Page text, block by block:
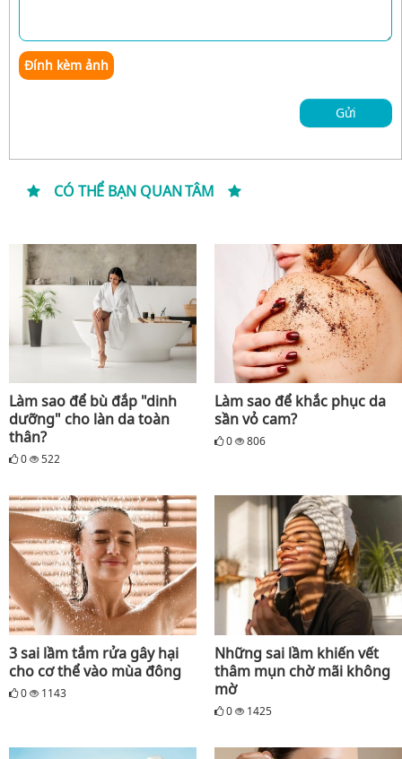
Đính kèm ảnh
Gửi
CÓ THỂ BẠN QUAN TÂM
Làm sao để bù đắp "dinh
dưỡng" cho làn da toàn
thân?
0 522
Làm sao để khắc phục da
sần vỏ cam?
0 806
3 sai lầm tắm rửa gây hại
cho cơ thể vào mùa đông
0 1143
Những sai lầm khiến vết
thâm mụn chờ mãi không
mờ
0 1425